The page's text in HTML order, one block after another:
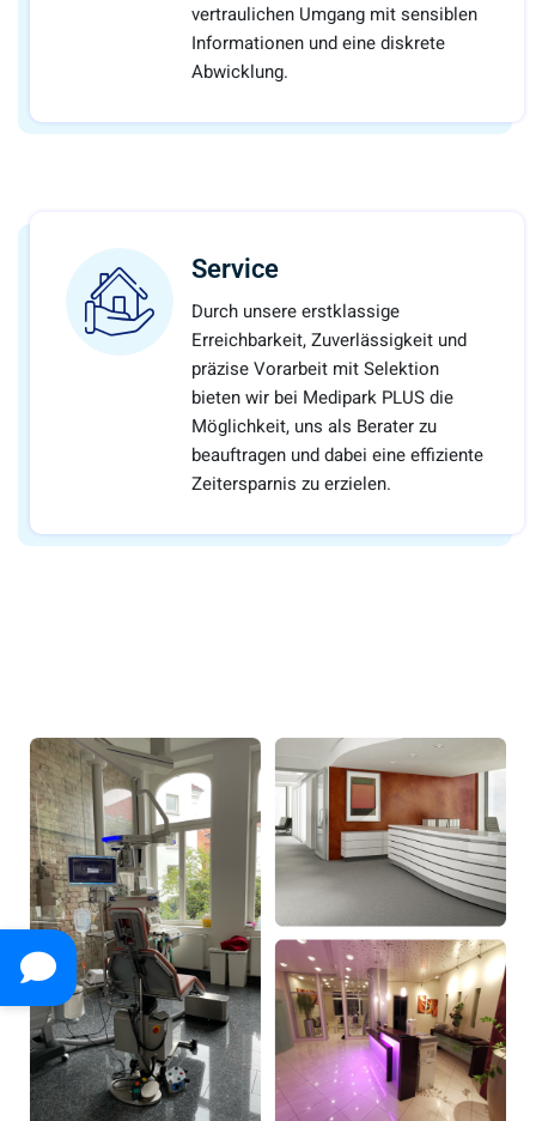
vertraulichen Umgang mit sensiblen
Informationen und eine diskrete
Abwicklung.
Service
Durch unsere erstklassige
Erreichbarkeit, Zuverlässigkeit und
präzise Vorarbeit mit Selektion
bieten wir bei Medipark PLUS die
Möglichkeit, uns als Berater zu
beauftragen und dabei eine effiziente
Zeitersparnis zu erzielen.